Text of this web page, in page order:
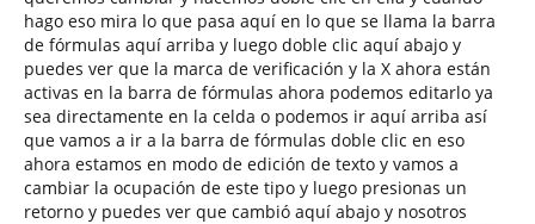
hago eso mira lo que pasa aquí en lo que se llama la barra
de fórmulas aquí arriba y luego doble clic aquí abajo y
puedes ver que la marca de verificación y la X ahora están
activas en la barra de fórmulas ahora podemos editarlo ya
sea directamente en la celda o podemos ir aquí arriba así
que vamos a ir a la barra de fórmulas doble clic en eso
ahora estamos en modo de edición de texto y vamos a
cambiar la ocupación de este tipo y luego presionas un
retorno y puedes ver que cambió aquí abajo y nosotros